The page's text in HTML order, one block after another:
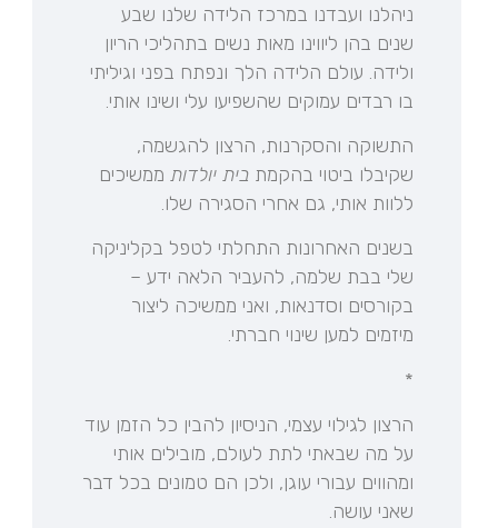
ניהלנו ועבדנו במרכז הלידה שלנו שבע
שנים בהן ליווינו מאות נשים בתהליכי הריון
ולידה. עולם הלידה הלך ונפתח בפני וגיליתי
בו רבדים עמוקים שהשפיעו עלי ושינו אותי.
התשוקה והסקרנות, הרצון להגשמה,
שקיבלו ביטוי בהקמת בית יולדותממשיכים
ללוות אותי, גם אחרי הסגירה שלו.
בשנים האחרונות התחלתי לטפל בקליניקה
שלי בבת שלמה, להעביר הלאה ידע –
בקורסים וסדנאות, ואני ממשיכה ליצור
מיזמים למען שינוי חברתי.
*
הרצון לגילוי עצמי, הניסיון להבין כל הזמן עוד
על מה שבאתי לתת לעולם, מובילים אותי
ומהווים עבורי עוגן, ולכן הם טמונים בכל דבר
שאני עושה.